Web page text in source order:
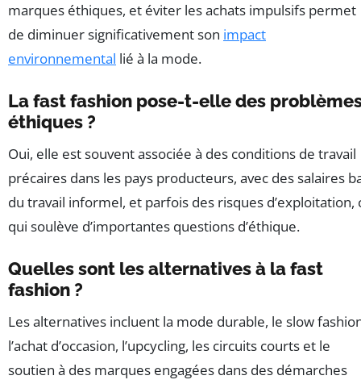
marques éthiques, et éviter les achats impulsifs permet
de diminuer significativement son impact
environnemental lié à la mode.
La fast fashion pose-t-elle des
éthiques ?
Oui, elle est souvent associée à des conditions de travail
précaires dans les pays producteurs, avec des salaires
du travail informel, et parfois des risques d’exploitation,
qui soulève d’importantes questions d’éthique.
Quelles sont les alternatives à la fast
fashion ?
Les alternatives incluent la mode durable, le slow
l’achat d’occasion, l’upcycling, les circuits courts et le
soutien à des marques engagées dans des démarches